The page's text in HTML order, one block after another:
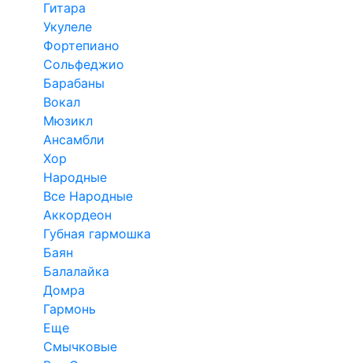
Гитара
Укулеле
Фортепиано
Сольфеджио
Барабаны
Вокал
Мюзикл
Ансамбли
Хор
Народные
Все Народные
Аккордеон
Губная гармошка
Баян
Балалайка
Домра
Гармонь
Еще
Смычковые